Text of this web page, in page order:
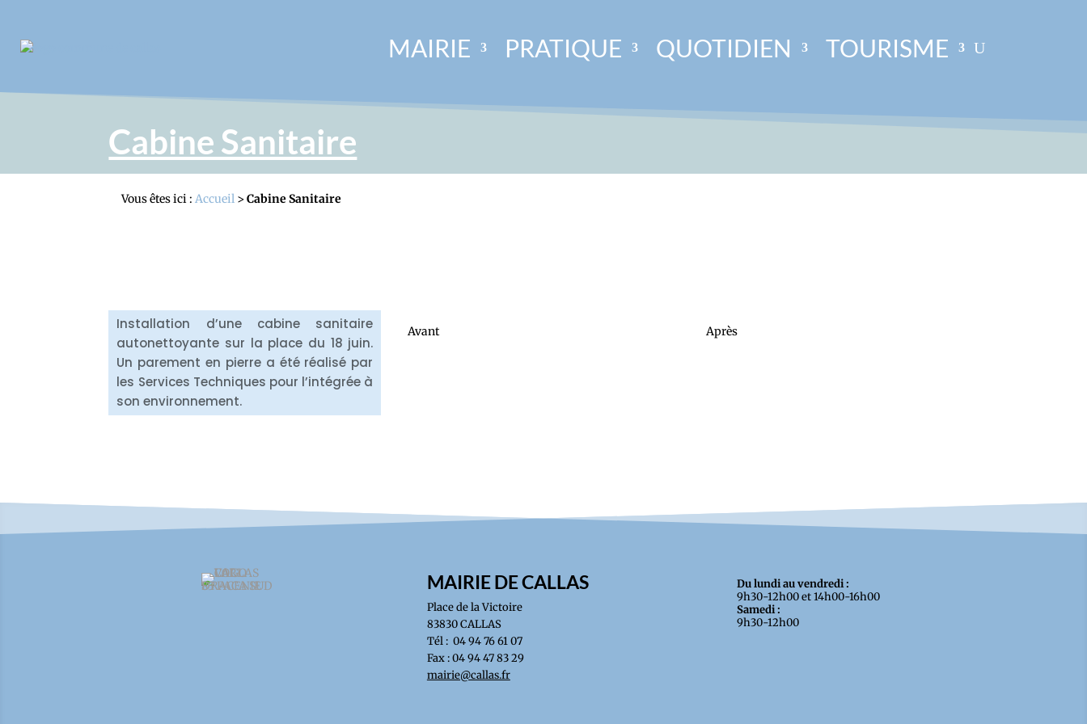
MAIRIE PRATIQUE QUOTIDIEN TOURISME
Cabine Sanitaire
Vous êtes ici : Accueil >Cabine Sanitaire
Installation d’une cabine sanitaire
autonettoyante sur la place du 18 juin.
Un parement en pierre a été réalisé par
les Services Techniques pour l’intégrée à
son environnement.
Avant Après
MAIRIE DE CALLAS
Place de la Victoire
83830 CALLAS
Tél : 04 94 76 61 07
Fax : 04 94 47 83 29
mairie@callas.fr
Du lundi au vendredi :
9h30-12h00 et 14h00-16h00
Samedi :
9h30-12h00